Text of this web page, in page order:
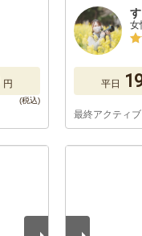
円
女
平日
最終アクティ